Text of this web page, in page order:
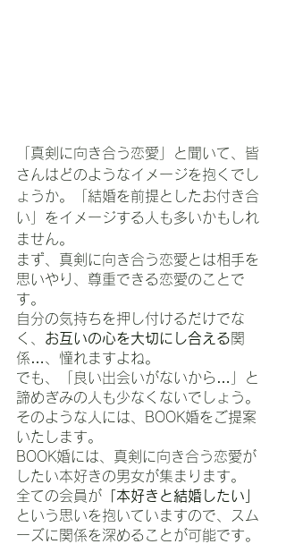
「真剣に向き合う恋愛」と聞いて、皆
さんはどのようなイメージを抱くでし
ょうか。「結婚を前提としたお付き合
い」をイメージする人も多いかもしれ
ません。
まず、真剣に向き合う恋愛とは相手を
思いやり、尊重できる恋愛のことで
す。
自分の気持ちを押し付けるだけでな
く、 お互いの心を大切にし合える関
係…、憧れますよね。
でも、「良い出会いがないから…」と
諦めぎみの人も少なくないでしょう。
そのような人には、BOOK婚をご提案
いたします。
BOOK婚には、真剣に向き合う恋愛が
したい本好きの男女が集まります。
全ての会員が 「本好きと結婚したい」
という思いを抱いていますので、スム
ーズに関係を深めることが可能です。